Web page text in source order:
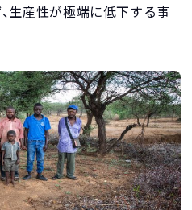
生産性が極端に低下する事